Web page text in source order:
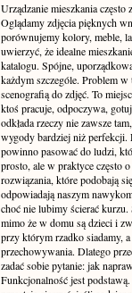
Urządzanie mieszkania często
Oglądamy zdjęcia pięknych
porównujemy kolory, meble,
uwierzyć, że idealne
katalogu. Spójne,
każdym szczególe. Problem
scenografią do zdjęć. To
ktoś pracuje, odpoczywa,
odkłada rzeczy nie zawsze
wygody bardziej niż perfekcji.
powinno pasować do ludzi,
prosto, ale w praktyce często
rozwiązania, które podobają
odpowiadają naszym
choć nie lubimy ścierać kurzu.
mimo że w domu są dzieci i
przy którym rzadko siadamy,
przechowywania. Dlatego
zadać sobie pytanie: jak
Funkcjonalność jest